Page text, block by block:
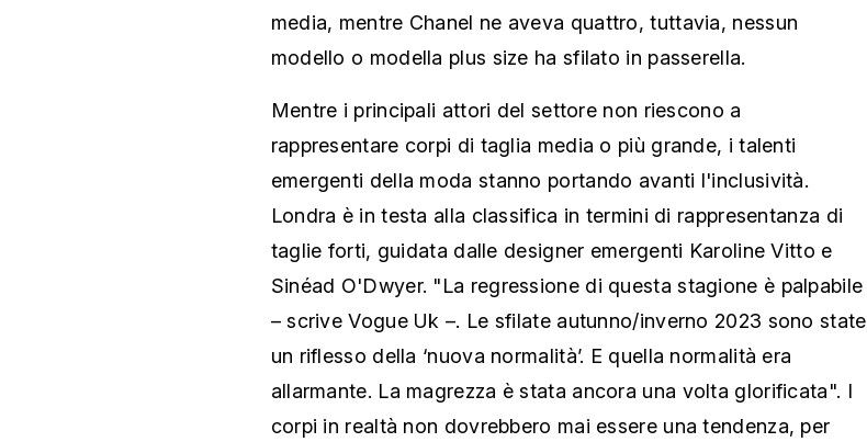
media, mentre Chanel ne aveva quattro, tuttavia, nessun
modello o modella plus size ha sfilato in passerella.
Mentre i principali attori del settore non riescono a
rappresentare corpi di taglia media o più grande, i talenti
emergenti della moda stanno portando avanti l'inclusività.
Londra è in testa alla classifica in termini di rappresentanza di
taglie forti, guidata dalle designer emergenti Karoline Vitto e
Sinéad O'Dwyer. "La regressione di questa stagione è palpabile
– scrive Vogue Uk –. Le sfilate autunno/inverno 2023 sono state
un riflesso della ‘nuova normalità’. E quella normalità era
allarmante. La magrezza è stata ancora una volta glorificata". I
corpi in realtà non dovrebbero mai essere una tendenza, per